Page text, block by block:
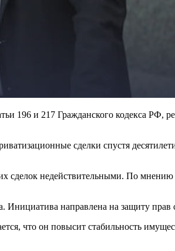
196 и 217 Гражданского кодекса РФ,
сделки спустя
сделок недействительными. По мнению
Инициатива направлена на защиту
что он повысит стабильность